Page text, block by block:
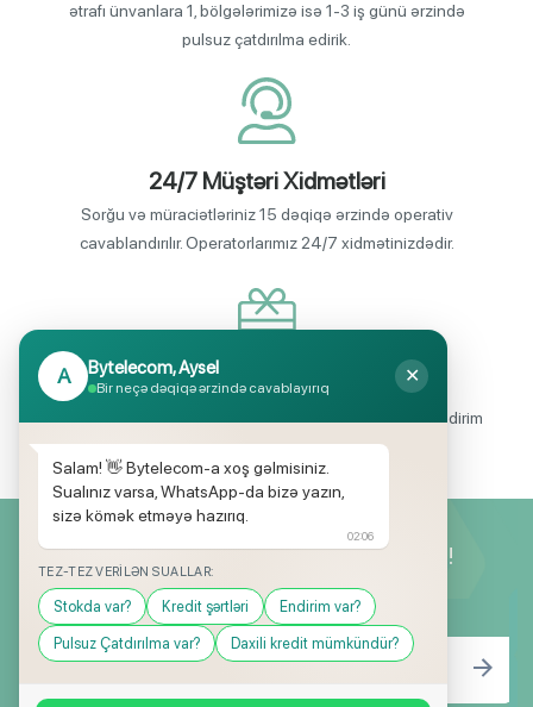
ətrafı ünvanlara 1, bölgələrimizə isə 1-3 iş günü ərzində
pulsuz çatdırılma edirik.
24/7 Müştəri Xidmətləri
Sorğu və müraciətləriniz 15 dəqiqə ərzində operativ
cavablandırılır. Operatorlarımız 24/7 xidmətinizdədir.
Endirimli məhsul seçimi
Mağazalarımızda mütəmadi olaraq, yüksək məbləğli endirim
və hədiyyə kampaniyaları keçirilir.
Yeniliklərimizdən ilk siz xəbərdar olun!
A Bytelecom, Aysel
Bir neçə dəqiqə ərzində cavablayırıq
✕
Salam! 👋 Bytelecom-a xoş gəlmisiniz.
Sualınız varsa, WhatsApp-da bizə yazın,
sizə kömək etməyə hazırıq.
02:06
TEZ-TEZ VERILƏN SUALLAR:
Stokda var? Kredit şərtləri Endirim var?
Pulsuz Çatdırılma var? Daxili kredit mümkündür?